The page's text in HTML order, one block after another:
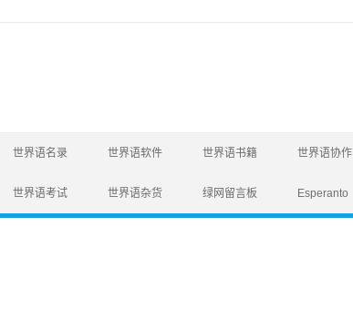
世界语名录 世界语软件 世界语书籍 世界语协作
世界语考试 世界语杂货 绿网留言板 Esperanto